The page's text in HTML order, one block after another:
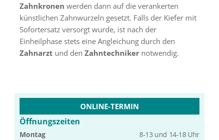
Zahnkronen werden dann auf die verankerten
künstlichen Zahnwurzeln gesetzt. Falls der Kiefer mit
Sofortersatz versorgt wurde, ist nach der
Einheilphase stets eine Angleichung durch den
Zahnarzt und den Zahntechniker notwendig.
ONLINE-TERMIN
Öffnungszeiten
Montag
8-13 und 14-18 Uhr